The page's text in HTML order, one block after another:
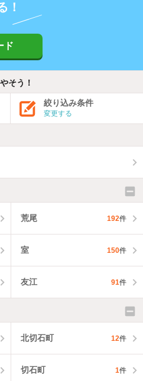
！
ド
そう！
絞り込み条件
変更する
荒尾 192件
室 150件
友江 91件
北切石町 12件
切石町 1件